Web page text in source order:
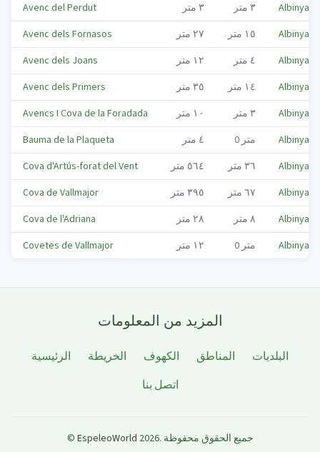
Avenc del Perdut
٣ متر ٣ متر
Albinyana
Avenc dels Fornasos
٢٧ متر ١٥ متر
Albinyana
Avenc dels Joans
١٢ متر ٤ متر
Albinyana
Avenc dels Primers
٣٥ متر ١٤ متر
Albinyana
Avencs I Cova de la Foradada
١٠ متر ٣ متر
Albinyana
Bauma de la Plaqueta
٤ متر 0 متر
Albinyana
Cova d'Artús-forat del Vent
٥٦٤ متر ٣٦ متر
Albinyana
Cova de Vallmajor
٣٩٥ متر ٦٧ متر
Albinyana
Cova de l'Adriana
٢٨ متر ٨ متر
Albinyana
Covetes de Vallmajor
١٢ متر 0 متر Albinyana
المزيد من المعلومات
الرئيسية الخريطة الكهوف المناطق
البلديات
اتصل بنا
© EspeleoWorld 2026. جميع الحقوق محفوظة